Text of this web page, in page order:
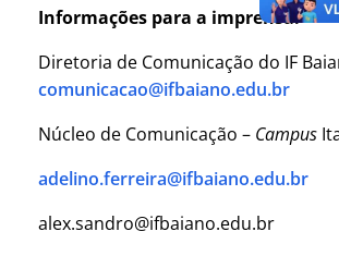
Informações para a imprensa:
Diretoria de Comunicação do IF
comunicacao@ifbaiano.edu.br
Núcleo de Comunicação – Campus
adelino.ferreira@ifbaiano.edu.br
alex.sandro@ifbaiano.edu.br